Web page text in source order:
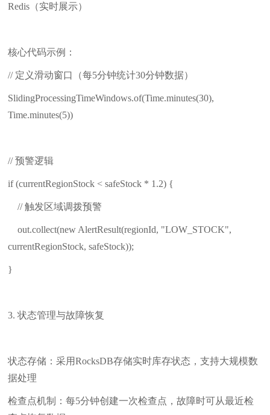
Redis（实时展示）
核心代码示例：
// 定义滑动窗口（每5分钟统计30分钟数据）
SlidingProcessingTimeWindows.of(Time.minutes(30),
Time.minutes(5))
// 预警逻辑
if (currentRegionStock < safeStock * 1.2) {
// 触发区域调拨预警
out.collect(new AlertResult(regionId, "LOW_STOCK",
currentRegionStock, safeStock));
}
3. 状态管理与故障恢复
状态存储：采用RocksDB存储实时库存状态，支持大规模数
据处理
检查点机制：每5分钟创建一次检查点，故障时可从最近检